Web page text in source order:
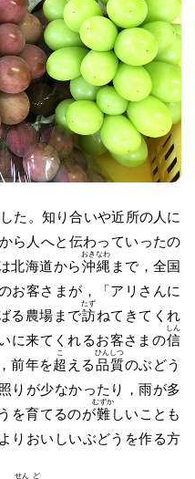
た。知り合いや近所の人に
ら人へと伝わっていったの
北海道から沖
おき
縄
なわ
まで，全国
お客さまが，「アリさんに
る農場まで訪
たず
ねてきてくれ
に来てくれるお客さまの信
しん
前年を超
こ
える品
ひん
質
しつ
のぶどう
りが少なかったり，雨が多
を育てるのが難
むずか
しいことも
りおいしいぶどうを作る方
せん ど